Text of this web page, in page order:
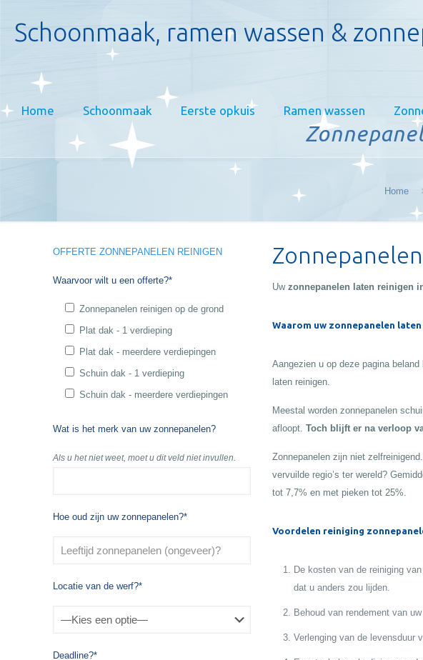
Schoonmaak, ramen wassen &
Home Schoonmaak Eerste opkuis Ramen wassen
Home
OFFERTE ZONNEPANELEN REINIGEN
Waarvoor wilt u een offerte?*
Zonnepanelen reinigen op de grond
Plat dak - 1 verdieping
Plat dak - meerdere verdiepingen
Schuin dak - 1 verdieping
Schuin dak - meerdere verdiepingen
Wat is het merk van uw zonnepanelen?
Als u het niet weet, moet u dit veld niet invullen.
Hoe oud zijn uw zonnepanelen?*
Locatie van de werf?*
Deadline?*
Uw zonnepanelen laten reinigen
Waarom uw zonnepanelen laten
Aangezien u op deze pagina
laten reinigen.
Meestal worden zonnepanelen
afloopt. Toch blijft er na verloop
Zonnepanelen zijn niet
vervuilde regio’s ter wereld?
tot 7,7% en met pieken tot 25%.
Voordelen reiniging
De kosten van de reiniging
dat u anders zou lijden.
Behoud van rendement van
Verlenging van de levensduur